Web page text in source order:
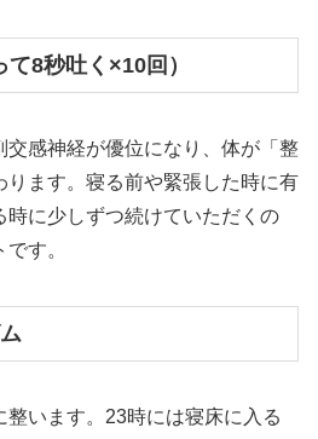
8秒吐く×10回）
交感神経が優位になり、体が「整
ります。寝る前や緊張した時に有
時に少しずつ続けていただくの
す。
整います。23時には寝床に入る